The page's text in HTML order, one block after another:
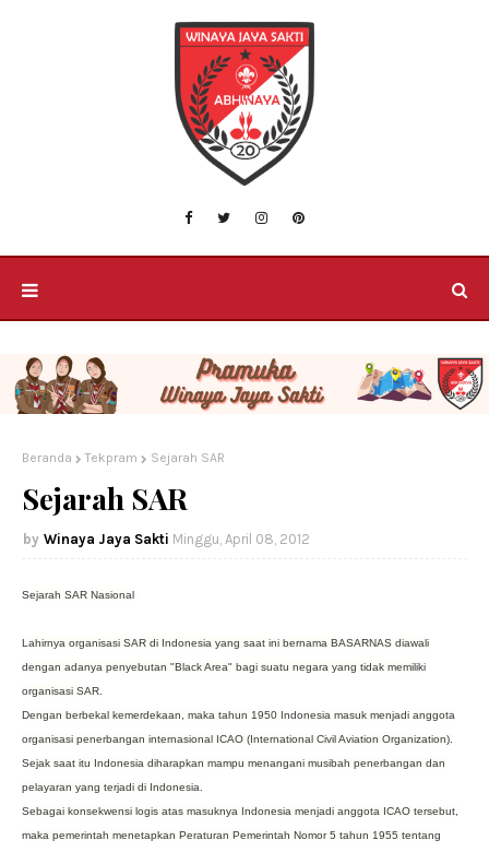
Beranda Tekpram Sejarah SAR
Sejarah SAR
Winaya Jaya Sakti Minggu, April 08, 2012
Sejarah SAR Nasional
Lahirnya organisasi SAR di Indonesia yang saat ini bernama BASARNAS diawali
dengan adanya penyebutan "Black Area" bagi suatu negara yang tidak memiliki
organisasi SAR.
Dengan berbekal kemerdekaan, maka tahun 1950 Indonesia masuk menjadi anggota
organisasi penerbangan internasional ICAO (International Civil Aviation Organization).
Sejak saat itu Indonesia diharapkan mampu menangani musibah penerbangan dan
pelayaran yang terjadi di Indonesia.
Sebagai konsekwensi logis atas masuknya Indonesia menjadi anggota ICAO tersebut,
maka pemerintah menetapkan Peraturan Pemerintah Nomor 5 tahun 1955 tentang